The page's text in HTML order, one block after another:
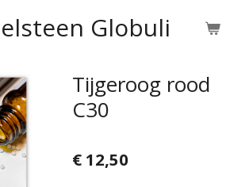
Globuli
Tijgeroog rood
C30
€ 12,50